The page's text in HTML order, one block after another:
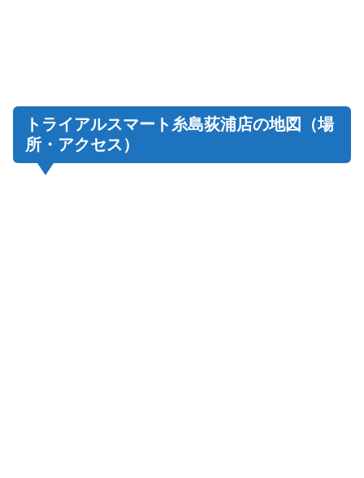
トライアルスマート糸島荻浦店の地図（場
所・アクセス）